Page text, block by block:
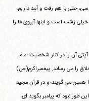
حتی با هم رفت و آمد داریم،
زشت است و اینها آبروی ما را
آن را در کنار شخصیت امام
را می رساند. پیغمبراکرم(ص)
همین می گویند؛ و در قرآن مجید
نبود که پیامبر بگوید ای